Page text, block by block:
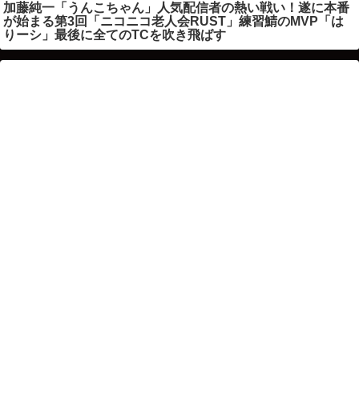
加藤純一「うんこちゃん」人気配信者の熱い戦い！遂に本番
が始まる第3回「ニコニコ老人会RUST」練習鯖のMVP「は
りーシ」最後に全てのTCを吹き飛ばす